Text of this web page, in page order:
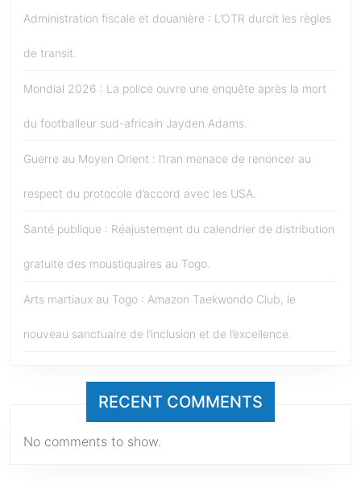
Administration fiscale et douanière : L’OTR durcit les règles
de transit.
Mondial 2026 : La police ouvre une enquête après la mort
du footballeur sud-africain Jayden Adams.
Guerre au Moyen Orient : l’Iran menace de renoncer au
respect du protocole d’accord avec les USA.
Santé publique : Réajustement du calendrier de distribution
gratuite des moustiquaires au Togo.
Arts martiaux au Togo : Amazon Taekwondo Club, le
nouveau sanctuaire de l’inclusion et de l’excellence.
RECENT COMMENTS
No comments to show.